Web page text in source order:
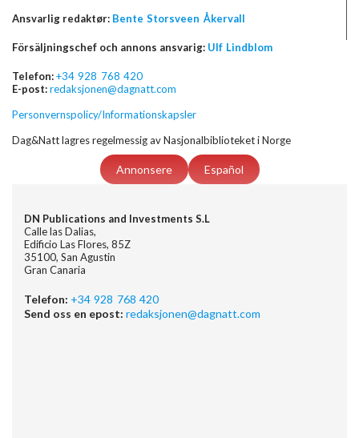
Ansvarlig redaktør: Bente Storsveen Åkervall
Försäljningschef och annons ansvarig: Ulf Lindblom
Telefon:+34 928 768 420
E-post:redaksjonen@dagnatt.com
Personvernspolicy/Informationskapsler
Dag&Natt lagres regelmessig av Nasjonalbiblioteket i Norge
Annonsere Español
DN Publications and Investments S.L
Calle las Dalias,
Edificio Las Flores, 85Z
35100, San Agustin
Gran Canaria
Telefon: +34 928 768 420
Send oss en epost: redaksjonen@dagnatt.com